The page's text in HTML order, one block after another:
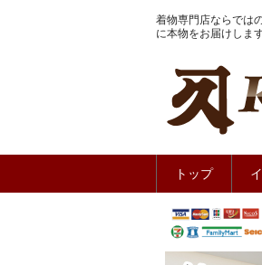
着物専門店ならでは
に本物をお届けします
トップ